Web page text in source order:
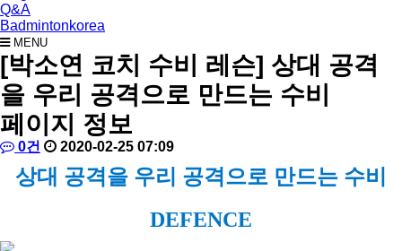
Q&A
Badmintonkorea
MENU
people
[박소연 코치 수비 레슨] 상대 공격
을 우리 공격으로 만드는 수비
페이지 정보
작
배
아
댓 0건 작
일
2020-02-25 07:09
본상대 공격을 우리 공격으로 만드는 수비
DEFENCE